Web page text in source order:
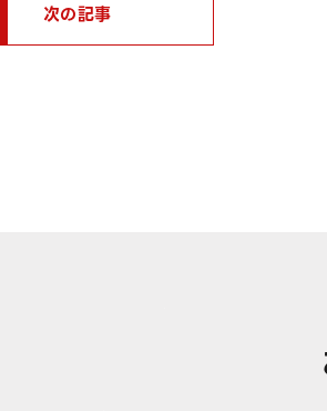
次の記事